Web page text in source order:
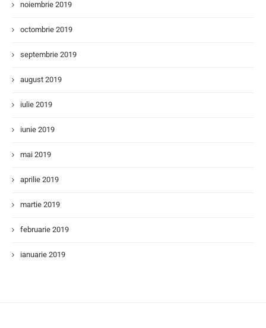
noiembrie 2019
octombrie 2019
septembrie 2019
august 2019
iulie 2019
iunie 2019
mai 2019
aprilie 2019
martie 2019
februarie 2019
ianuarie 2019